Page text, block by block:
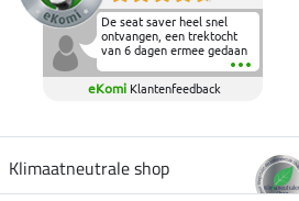
De seat saver heel snel
ontvangen, een trektocht
van 6 dagen ermee gedaan
en deze heeft de beproeving
fantastisch doorstaan.
Heerlijk zacht om op te
elkaar in het zadel.
eKomi Klantenfeedback
Klimaatneutrale shop